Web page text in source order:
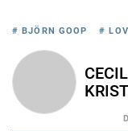
# BJÖRN GOOP #